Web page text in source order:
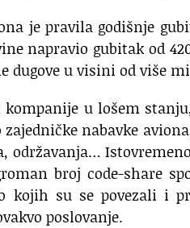
je pravila godišnje
napravio gubitak od
dugove u visini od više
kompanije u lošem
nabavke
održavanja…
broj code-share
su se povezali i
poslovanje.